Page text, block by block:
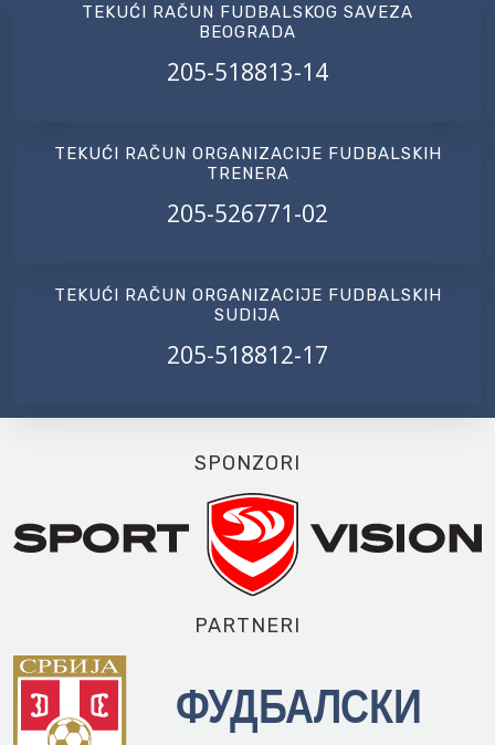
TEKUĆI RAČUN FUDBALSKOG SAVEZA
BEOGRADA
205-518813-14
TEKUĆI RAČUN ORGANIZACIJE FUDBALSKIH
TRENERA
205-526771-02
TEKUĆI RAČUN ORGANIZACIJE FUDBALSKIH
SUDIJA
205-518812-17
SPONZORI
PARTNERI